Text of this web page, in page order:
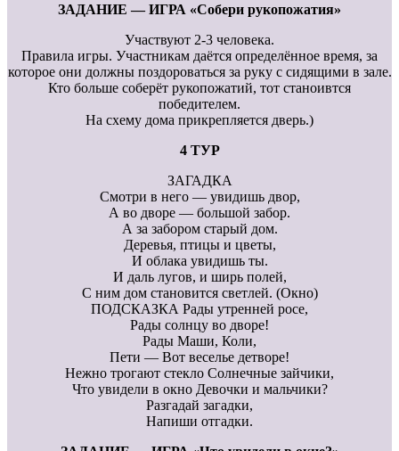
ЗАДАНИЕ — ИГРА «Собери рукопожатия»
Участвуют 2-3 человека.
Правила игры. Участникам даётся определённое время, за
которое они должны поздороваться за руку с сидящими в зале.
Кто больше соберёт рукопожатий, тот станоивтся
победителем.
На схему дома прикрепляется дверь.)
4 ТУР
ЗАГАДКА
Смотри в него — увидишь двор,
А во дворе — большой забор.
А за забором старый дом.
Деревья, птицы и цветы,
И облака увидишь ты.
И даль лугов, и ширь полей,
С ним дом становится светлей. (Окно)
ПОДСКАЗКА Рады утренней росе,
Рады солнцу во дворе!
Рады Маши, Коли,
Пети — Вот веселье детворе!
Нежно трогают стекло Солнечные зайчики,
Что увидели в окно Девочки и мальчики?
Разгадай загадки,
Напиши отгадки.